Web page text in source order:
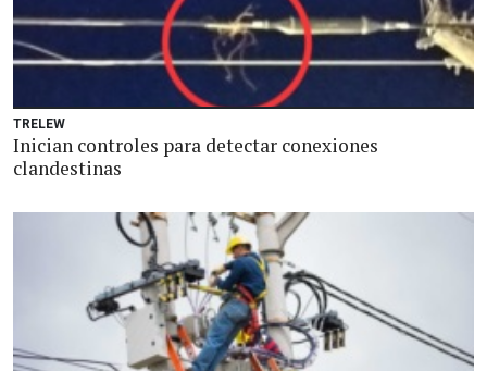
TRELEW
Inician controles para detectar conexiones
clandestinas